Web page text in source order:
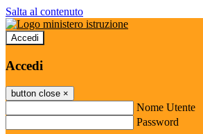
Salta al contenuto
Accedi
Accedi
button close ×
Nome Utente
Password